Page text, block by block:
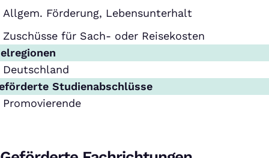
Allgem. Förderung, Lebensunterhalt
Zuschüsse für Sach- oder Reisekosten
Deutschland
Studienabschlüsse
Promovierende